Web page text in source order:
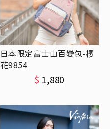
日本限定富士山百變包-櫻
花9854
$ 1,880